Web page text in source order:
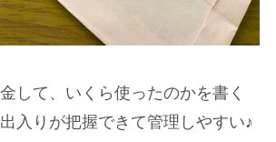
して、いくら使ったのかを書く
入りが把握できて管理しやすい♪